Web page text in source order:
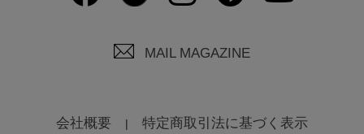
MAIL MAGAZINE
会社概要 特定商取引法に基づく表示